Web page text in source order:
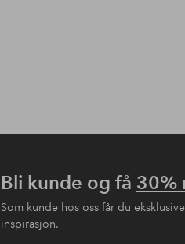
Bli kunde og få 30%
Som kunde hos oss får du
inspirasjon.